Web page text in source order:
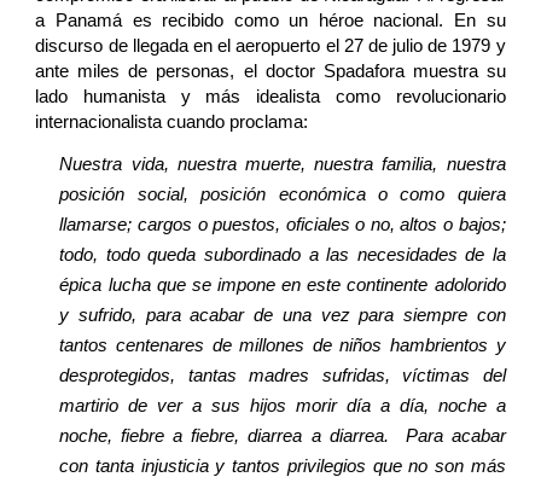
a Panamá es recibido como un héroe nacional. En su
discurso de llegada en el aeropuerto el 27 de julio de 1979 y
ante miles de personas, el doctor Spadafora muestra su
lado humanista y más idealista como revolucionario
internacionalista cuando proclama:
Nuestra vida, nuestra muerte, nuestra familia, nuestra
posición social, posición económica o como quiera
llamarse; cargos o puestos, oficiales o no, altos o bajos;
todo, todo queda subordinado a las necesidades de la
épica lucha que se impone en este continente adolorido
y sufrido, para acabar de una vez para siempre con
tantos centenares de millones de niños hambrientos y
desprotegidos, tantas madres sufridas, víctimas del
martirio de ver a sus hijos morir día a día, noche a
noche, fiebre a fiebre, diarrea a diarrea. Para acabar
con tanta injusticia y tantos privilegios que no son más